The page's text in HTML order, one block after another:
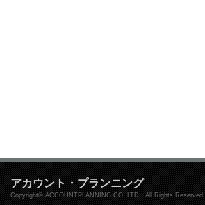
アカウント・プランニング
Copyright© ACCOUNTPLANNING CO.,LTD.. All Rights Reserved.